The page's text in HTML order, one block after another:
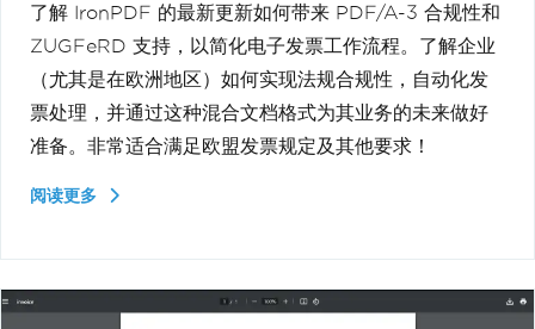
了解 IronPDF 的最新更新如何带来 PDF/A-3 合规性和
ZUGFeRD 支持，以简化电子发票工作流程。了解企业
（尤其是在欧洲地区）如何实现法规合规性，自动化发
票处理，并通过这种混合文档格式为其业务的未来做好
准备。非常适合满足欧盟发票规定及其他要求！
阅读更多